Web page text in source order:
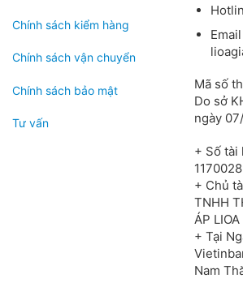
Chính sách kiểm hàng
Chính sách vận chuyển
Chính sách bảo mật
Tư vấn
Email
Mã số
Do sở
ngày
+ Số tài
+ Chủ
TNHH
ÁP
+ Tại
Nam